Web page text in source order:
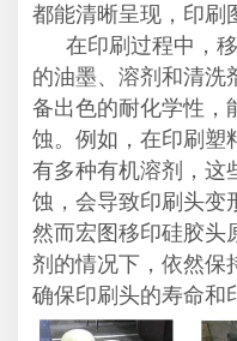
都能清晰呈现，印刷
在印刷过程中，
的油墨、溶剂和清洗
备出色的耐化学性，
蚀。例如，在印刷塑
有多种有机溶剂，这
蚀，会导致印刷头变
然而宏图移印硅胶头
剂的情况下，依然保
确保印刷头的寿命和